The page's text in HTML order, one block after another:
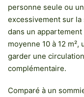
personne seule ou
excessivement sur
dans un
moyenne 10 à 12
garder une
complémentaire.
Comparé à un